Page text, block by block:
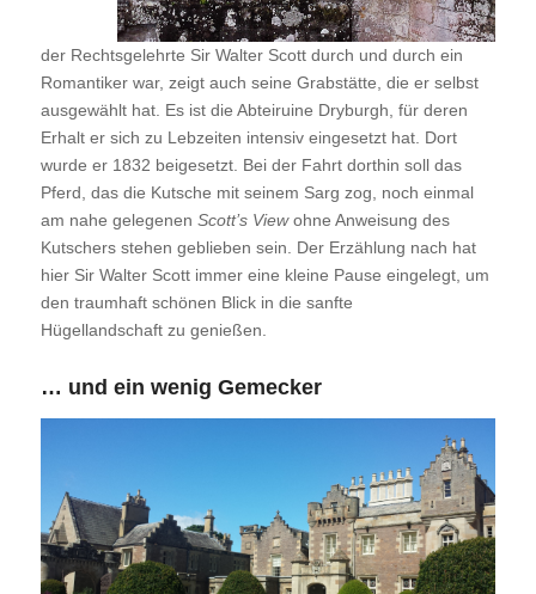
der Rechtsgelehrte Sir Walter Scott durch und durch ein
Romantiker war, zeigt auch seine Grabstätte, die er selbst
ausgewählt hat. Es ist die Abteiruine Dryburgh, für deren
Erhalt er sich zu Lebzeiten intensiv eingesetzt hat. Dort
wurde er 1832 beigesetzt. Bei der Fahrt dorthin soll das
Pferd, das die Kutsche mit seinem Sarg zog, noch einmal
am nahe gelegenen Scott’s Viewohne Anweisung des
Kutschers stehen geblieben sein. Der Erzählung nach hat
hier Sir Walter Scott immer eine kleine Pause eingelegt, um
den traumhaft schönen Blick in die sanfte
Hügellandschaft zu genießen.
… und ein wenig Gemecker